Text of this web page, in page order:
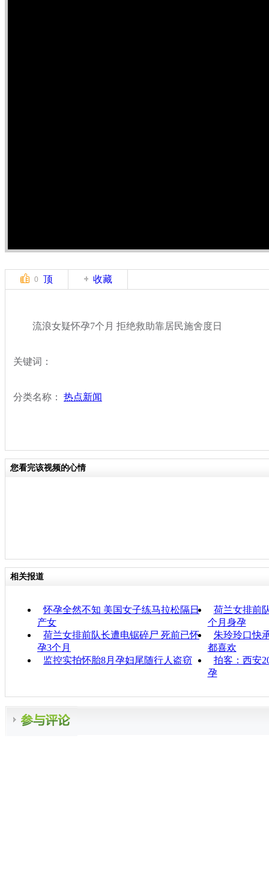
0 顶 收藏
流浪女疑怀孕7个月 拒绝救助靠居民施舍度日
关键词：
分类名称： 热点新闻
您看完该视频的心情
相关报道
怀孕全然不知 美国女子练马拉松隔日
产女
荷兰女排前
个月身孕
荷兰女排前队长遭电锯碎尸 死前已怀
孕3个月
朱玲玲口快
都喜欢
监控实拍怀胎8月孕妇尾随行人盗窃
拍客：西安
孕